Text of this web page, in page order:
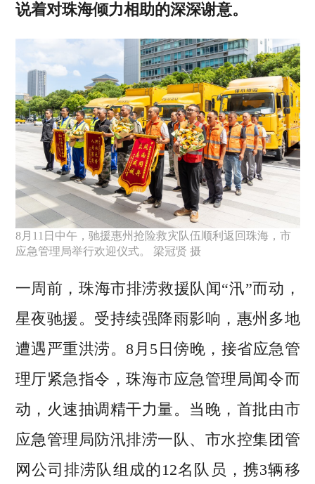
说着对珠海倾力相助的深深谢意。
8月11日中午，驰援惠州抢险救灾队伍顺利返回珠海，市
应急管理局举行欢迎仪式。 梁冠贤 摄
一周前，珠海市排涝救援队闻“汛”而动，
星夜驰援。受持续强降雨影响，惠州多地
遭遇严重洪涝。8月5日傍晚，接省应急管
理厅紧急指令，珠海市应急管理局闻令而
动，火速抽调精干力量。当晚，首批由市
应急管理局防汛排涝一队、市水控集团管
网公司排涝队组成的12名队员，携3辆移